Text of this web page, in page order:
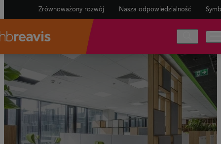
Zrównoważony rozwój Nasza odpowiedzialność